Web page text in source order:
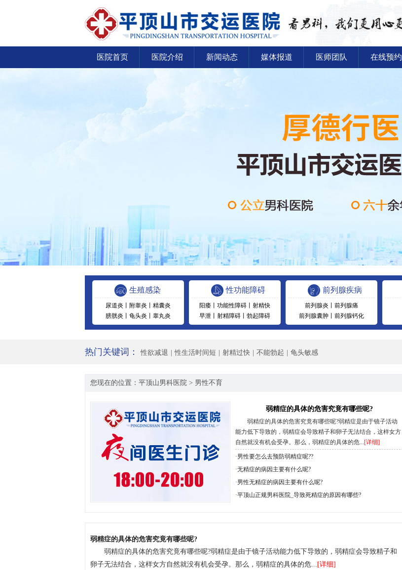
医院首页 医院介绍 新闻动态 媒体报道 医师团队 在线预约
生殖感染
尿道炎 附睾炎
精囊炎
膀胱炎
龟头炎 睾丸炎
性功能障碍
阳痿 功能性障碍
射精快
早泄
射精障碍 勃起障碍
前列腺疾病
前列腺炎
前列腺痛
前列腺囊肿
前列腺钙化
热门关键词： 性欲减退 性生活时间短 射精过快 不能勃起 龟头敏感
您现在的位置： 平顶山男科医院 > 男性不育
弱精症的具体的危害究竟有哪些呢?
弱精症的具体的危害究竟有哪些呢?弱精症是由于镜子活动
能力低下导致的，弱精症会导致精子和卵子无法结合，这样女方
自然就没有机会受孕。那么，弱精症的具体的危...[详细]
·男性要怎么去预防弱精症呢??
·无精症的病因主要有什么呢?
·男性无精症的病因主要有什么呢?
·平顶山正规男科医院_导致死精症的原因有哪些?
弱精症的具体的危害究竟有哪些呢?
弱精症的具体的危害究竟有哪些呢?弱精症是由于镜子活动能力低下导致的，弱精症会导致精子和
卵子无法结合，这样女方自然就没有机会受孕。那么，弱精症的具体的危... [详细]